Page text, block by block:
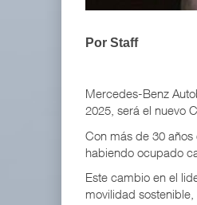
Por Staff
Mercedes-Benz
2025, será el nuevo
Con más de 30 años
habiendo ocupado
Este cambio en el
movilidad